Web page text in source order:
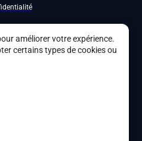
améliorer votre expérience.
certains types de cookies ou